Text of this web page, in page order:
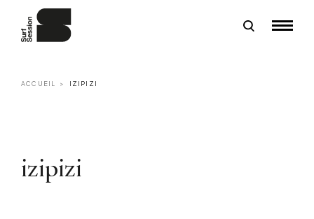
ACCUEIL IZIPIZI
izipizi